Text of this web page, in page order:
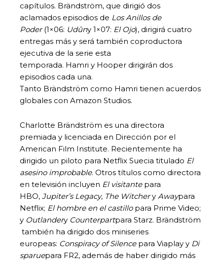
capítulos. Brändström, que dirigió dos
aclamados episodios de Los Anillos de
Poder(1×06: Udûny 1×07: El Ojo), dirigirá cuatro
entregas más y será también coproductora
ejecutiva de la serie esta
temporada. Hamri y Hooper dirigirán dos
episodios cada una.
Tanto Brändström como Hamri tienen acuerdos
globales con Amazon Studios.
Charlotte Brändström es una directora
premiada y licenciada en Dirección por el
American Film Institute. Recientemente ha
dirigido un piloto para Netflix Suecia titulado El
asesino improbable. Otros títulos como directora
en televisión incluyen El visitantepara
HBO, Jupiter’sLegacy, TheWitchery Awaypara
Netflix; El hombre en el castillopara Prime Video;
y Outlandery Counterpartpara Starz. Brändström
también ha dirigido dos miniseries
europeas: Conspiracyof Silencepara Viaplay y Di
sparuepara FR2, además de haber dirigido más